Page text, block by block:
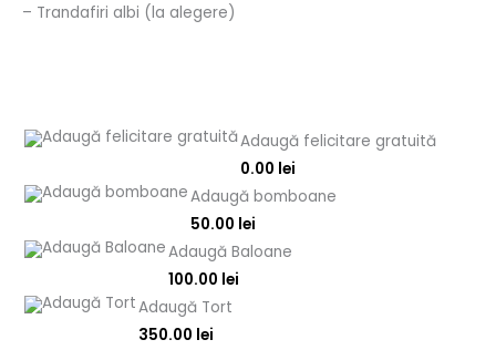
– Trandafiri albi (la alegere)
Adaugă felicitare gratuită
0.00 lei
Adaugă bomboane
50.00 lei
Adaugă Baloane
100.00 lei
Adaugă Tort
350.00 lei